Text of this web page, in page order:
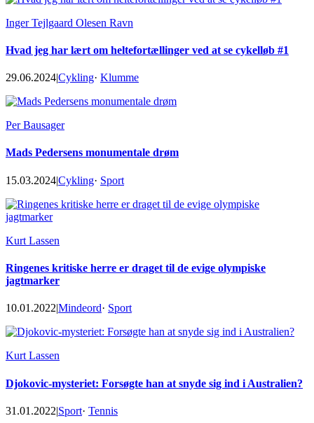
Inger Tejlgaard Olesen Ravn
Hvad jeg har lært om heltefortællinger ved at se cykelløb #1
29.06.2024|Cykling· Klumme
Per Bausager
Mads Pedersens monumentale drøm
15.03.2024|Cykling· Sport
Kurt Lassen
Ringenes kritiske herre er draget til de evige olympiske
jagtmarker
10.01.2022|Mindeord· Sport
Kurt Lassen
Djokovic-mysteriet: Forsøgte han at snyde sig ind i Australien?
31.01.2022|Sport· Tennis